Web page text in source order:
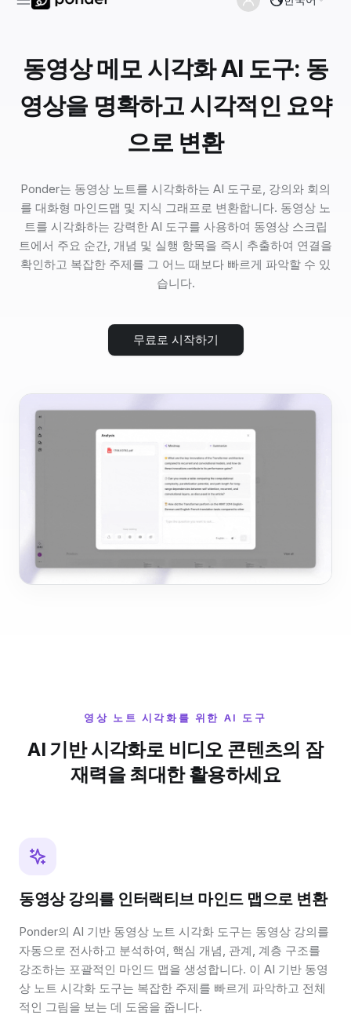
동영상 메모 시각화 AI 도구: 동
영상을 명확하고 시각적인 요약
으로 변환
Ponder는 동영상 노트를 시각화하는 AI 도구로, 강의와 회의
를 대화형 마인드맵 및 지식 그래프로 변환합니다. 동영상 노
트를 시각화하는 강력한 AI 도구를 사용하여 동영상 스크립
트에서 주요 순간, 개념 및 실행 항목을 즉시 추출하여 연결을
확인하고 복잡한 주제를 그 어느 때보다 빠르게 파악할 수 있
습니다.
무료로 시작하기
영상 노트 시각화를 위한 AI 도구
AI 기반 시각화로 비디오 콘텐츠의 잠
재력을 최대한 활용하세요
동영상 강의를 인터랙티브 마인드 맵으로 변환
Ponder의 AI 기반 동영상 노트 시각화 도구는 동영상 강의를
자동으로 전사하고 분석하여, 핵심 개념, 관계, 계층 구조를
강조하는 포괄적인 마인드 맵을 생성합니다. 이 AI 기반 동영
상 노트 시각화 도구는 복잡한 주제를 빠르게 파악하고 전체
적인 그림을 보는 데 도움을 줍니다.